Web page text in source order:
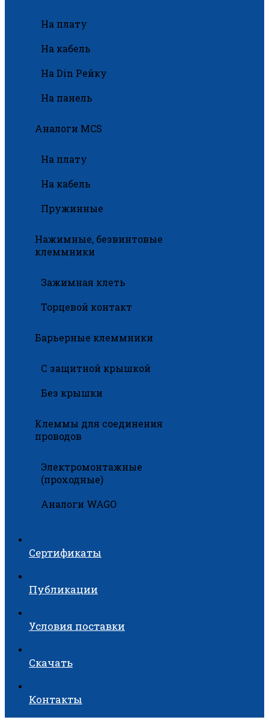
На плату
На кабель
На Din Рейку
На панель
Аналоги MCS
На плату
На кабель
Пружинные
Нажимные, безвинтовые
клеммники
Зажимная клеть
Торцевой контакт
Барьерные клеммники
С защитной крышкой
Без крышки
Клеммы для соединения
проводов
Электромонтажные
(проходные)
Аналоги WAGO
Сертификаты
Публикации
Условия поставки
Скачать
Контакты